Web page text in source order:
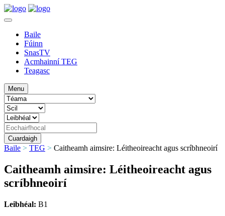
Baile
Fúinn
SnasTV
Acmhainní TEG
Teagasc
Menu
Baile > TEG > Caitheamh aimsire: Léitheoireacht agus scríbhneoirí
Caitheamh aimsire: Léitheoireacht agus
scríbhneoirí
Leibhéal: B1